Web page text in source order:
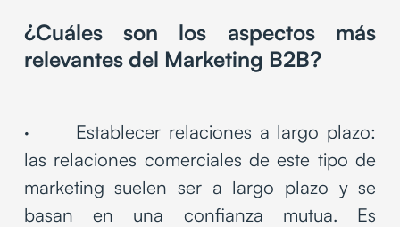
¿Cuáles son los aspectos más
relevantes del Marketing B2B?
· Establecer relaciones a largo plazo:
las relaciones comerciales de este tipo de
marketing suelen ser a largo plazo y se
basan en una confianza mutua. Es